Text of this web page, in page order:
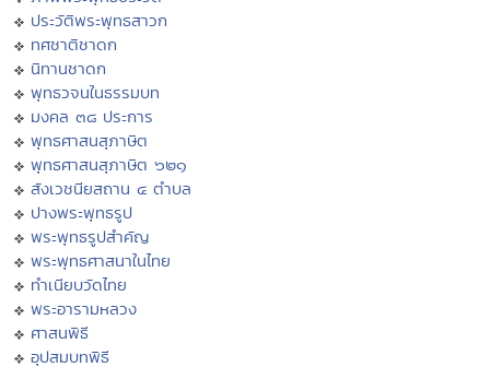
ประวัติพระพุทธสาวก
ทศชาติชาดก
นิทานชาดก
พุทธวจนในธรรมบท
มงคล ๓๘ ประการ
พุทธศาสนสุภาษิต
พุทธศาสนสุภาษิต ๖๒๑
สังเวชนียสถาน ๔ ตำบล
ปางพระพุทธรูป
พระพุทธรูปสำคัญ
พระพุทธศาสนาในไทย
ทำเนียบวัดไทย
พระอารามหลวง
ศาสนพิธี
อุปสมบทพิธี